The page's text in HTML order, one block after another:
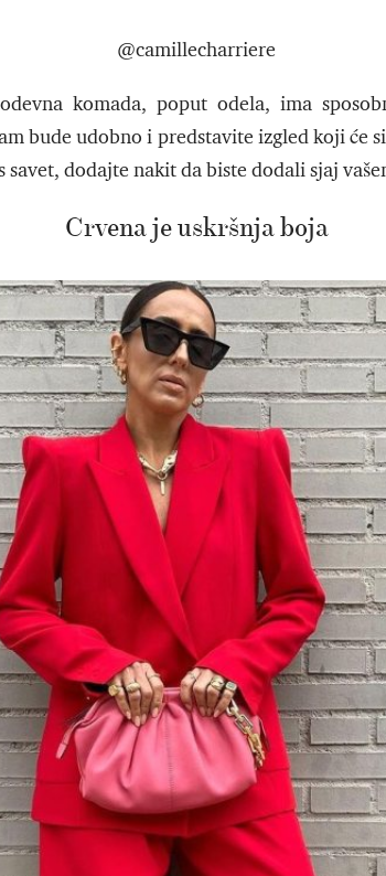
@camillecharriere
komada, poput odela, ima
bude udobno i predstavite izgled koji će
dodajte nakit da biste dodali sjaj
Crvena je uskršnja boja